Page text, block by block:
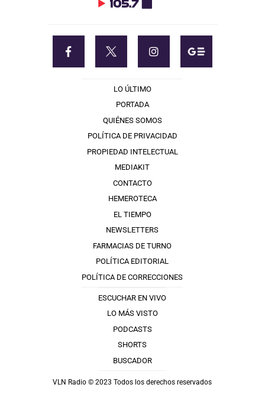
LO ÚLTIMO
PORTADA
QUIÉNES SOMOS
POLÍTICA DE PRIVACIDAD
PROPIEDAD INTELECTUAL
MEDIAKIT
CONTACTO
HEMEROTECA
EL TIEMPO
NEWSLETTERS
FARMACIAS DE TURNO
POLÍTICA EDITORIAL
POLÍTICA DE CORRECCIONES
ESCUCHAR EN VIVO
LO MÁS VISTO
PODCASTS
SHORTS
BUSCADOR
VLN Radio © 2023 Todos los derechos reservados